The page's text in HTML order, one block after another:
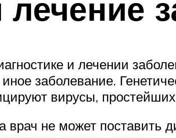
лечение
и лечении
заболевание.
вирусы,
врач не может